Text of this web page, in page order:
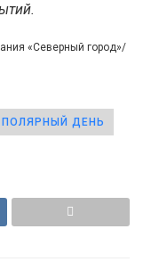
«Северный город»/
ПОЛЯРНЫЙ ДЕНЬ